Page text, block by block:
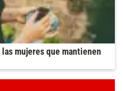
mujeres que mantienen